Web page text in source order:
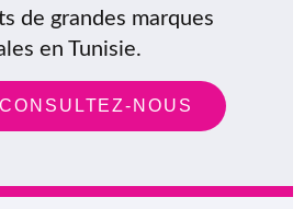
de grandes marques
en Tunisie.
CONSULTEZ-NOUS